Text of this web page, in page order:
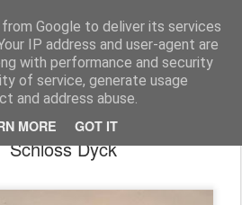
Google to deliver its services
IP address and user-agent are
with performance and security
of service, generate usage
and address abuse.
MORE GOT IT
Random News 280912
ai "Classic Days" di
Schloss Dyck